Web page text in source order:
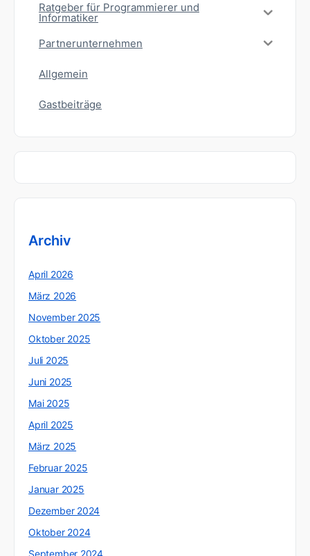
Ratgeber für Programmierer und
Informatiker
Partnerunternehmen
Allgemein
Gastbeiträge
Archiv
April 2026
März 2026
November 2025
Oktober 2025
Juli 2025
Juni 2025
Mai 2025
April 2025
März 2025
Februar 2025
Januar 2025
Dezember 2024
Oktober 2024
September 2024